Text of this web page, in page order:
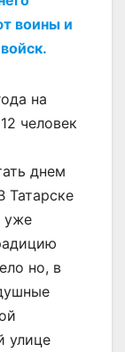
воины и
на
человек
днем
Татарске
уже
но, в
улице